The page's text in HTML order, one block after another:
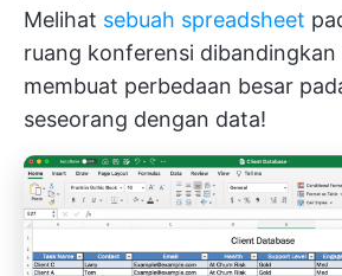
Melihat sebuah spreadsheet
ruang konferensi dibandingkan
membuat perbedaan besar
seseorang dengan data!